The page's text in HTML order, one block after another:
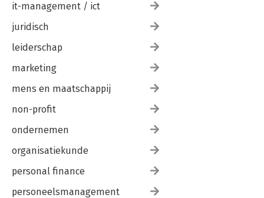
it-management / ict
juridisch
leiderschap
marketing
mens en maatschappij
non-profit
ondernemen
organisatiekunde
personal finance
personeelsmanagement